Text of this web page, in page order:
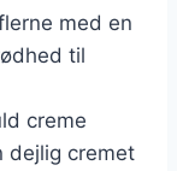
med en
til
creme
dejlig cremet